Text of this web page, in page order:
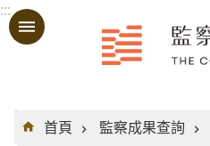
跳到主要內容區塊
:::
:::
首頁
監察成果查詢